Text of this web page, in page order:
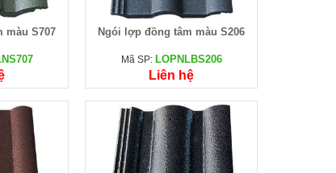
màu S707 Ngói lợp đồng tâm màu S206
Mã SP: LOPNLBS206
Liên hệ